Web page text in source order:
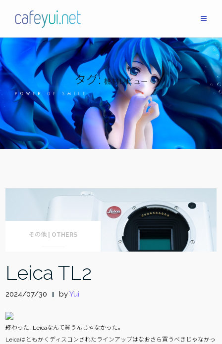
タグ: 機材レビュー
その他 | OTHERS
Leica TL2
2024/07/30 byYui
終わった…Leicaなんて買うんじゃなかった。
Leicaはともかくディスコンされたラインアップはなおさら買うべきじゃなかっ